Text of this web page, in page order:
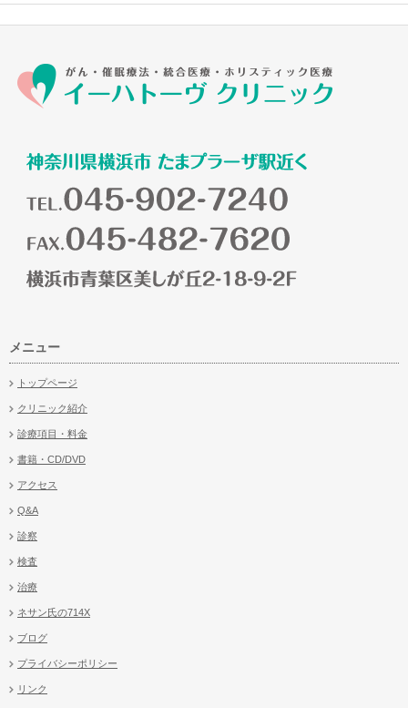
メニュー
トップページ
クリニック紹介
診療項目・料金
書籍・CD/DVD
アクセス
Q&A
診察
検査
治療
ネサン氏の714X
ブログ
プライバシーポリシー
リンク